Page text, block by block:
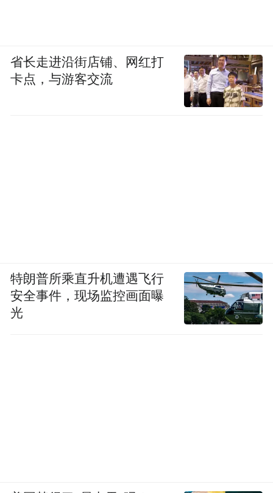
省长走进沿街店铺、网红打
卡点，与游客交流
特朗普所乘直升机遭遇飞行
安全事件，现场监控画面曝
光